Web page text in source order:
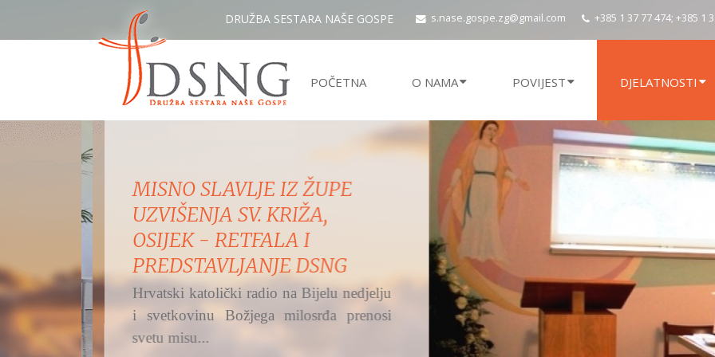
DRUŽBA SESTARA NAŠE GOSPE s.nase.gospe.zg@gmail.com +385 1 37 77 474; +385 1
POČETNA O NAMA POVIJEST DJELATNOSTI
MISNO SLAVLJE IZ ŽUPE
UZVIŠENJA SV. KRIŽA,
OSIJEK - RETFALA I
PREDSTAVLJANJE DSNG
Hrvatski katolički radio na Bijelu nedjelju
i svetkovinu Božjega milosrđa prenosi
svetu misu...